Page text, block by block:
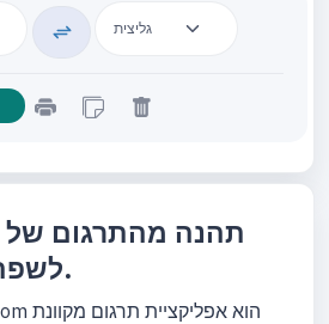
תהנה מהתרגום
לשפה התאילנדית.